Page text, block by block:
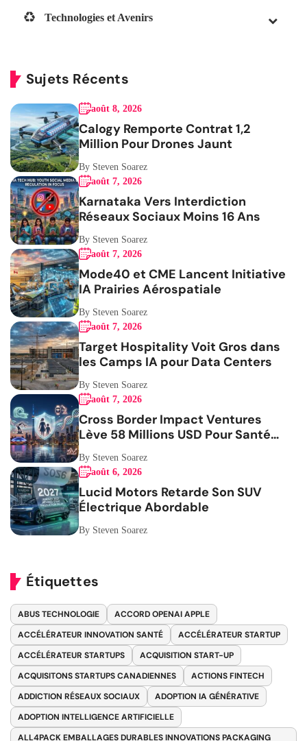
Technologies et Avenirs
Sujets Récents
août 8, 2026
Calogy Remporte Contrat 1,2
Million Pour Drones Jaunt
By Steven Soarez
août 7, 2026
Karnataka Vers Interdiction
Réseaux Sociaux Moins 16 Ans
By Steven Soarez
août 7, 2026
Mode40 et CME Lancent Initiative
IA Prairies Aérospatiale
By Steven Soarez
août 7, 2026
Target Hospitality Voit Gros dans
les Camps IA pour Data Centers
By Steven Soarez
août 7, 2026
Cross Border Impact Ventures
Lève 58 Millions USD Pour Santé
Femmes
By Steven Soarez
août 6, 2026
Lucid Motors Retarde Son SUV
Électrique Abordable
By Steven Soarez
Étiquettes
ABUS TECHNOLOGIE
ACCORD OPENAI APPLE
ACCÉLÉRATEUR INNOVATION SANTÉ
ACCÉLÉRATEUR STARTUP
ACCÉLÉRATEUR STARTUPS
ACQUISITION START-UP
ACQUISITONS STARTUPS CANADIENNES
ACTIONS FINTECH
ADDICTION RÉSEAUX SOCIAUX
ADOPTION IA GÉNÉRATIVE
ADOPTION INTELLIGENCE ARTIFICIELLE
ALL4PACK EMBALLAGES DURABLES INNOVATIONS PACKAGING